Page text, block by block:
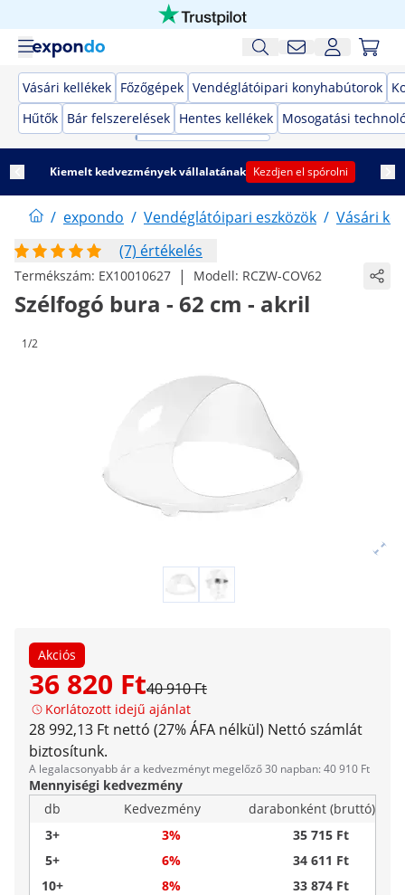
Vásári kellékek Főzőgépek Vendéglátóipari konyhabútorok
Hűtők Bár felszerelések Hentes kellékek Mosogatási
Kiemelt kedvezmények vállalatának Kezdjen el spórolni
/ expondo / Vendéglátóipari eszközök / Vásári
(7) értékelés
Termékszám: EX10010627 | Modell: RCZW-COV62
Szélfogó bura - 62 cm - akril
1/2
Akciós
36 820 Ft40 910 Ft
Korlátozott idejű ajánlat
28 992,13 Ft nettó (27% ÁFA nélkül) Nettó számlát
biztosítunk.
A legalacsonyabb ár a kedvezményt megelőző 30 napban: 40 910 Ft
Mennyiségi kedvezmény
db
Kedvezmény
darabonként (bruttó)
3+
3%
35 715 Ft
5+
6%
34 611 Ft
10+
8% 33 874 Ft